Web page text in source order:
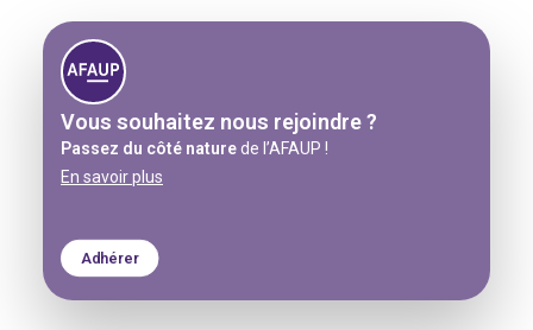
Vous souhaitez nous rejoindre ?
Passez du côté naturede l’AFAUP !
En savoir plus
Adhérer